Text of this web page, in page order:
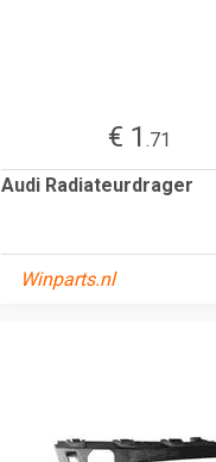
€ 1 .71
Audi Radiateurdrager
Winparts.nl